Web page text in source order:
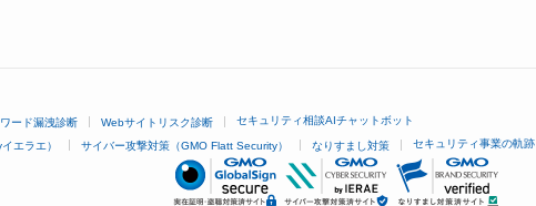
ード漏洩診断 Webサイトリスク診断 セキュリティ相談AIチャットボット
エラエ） サイバー攻撃対策（GMO Flatt Security） なりすまし対策 セキュリティ事業の軌跡